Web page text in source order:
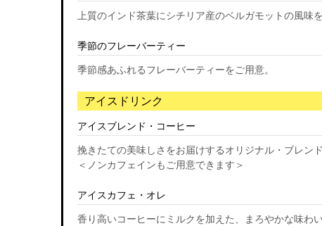
上質のインド茶葉にシチリア産のベルガモットの風味
季節のフレーバーティー
季節感あふれるフレーバーティーをご用意。
アイスドリンク
アイスブレンド・コーヒー
挽きたての美味しさをお届けするオリジナル・ブレンド
＜ノンカフェインもご用意できます＞
アイスカフェ・オレ
香り高いコーヒーにミルクを加えた、まろやかな味わい